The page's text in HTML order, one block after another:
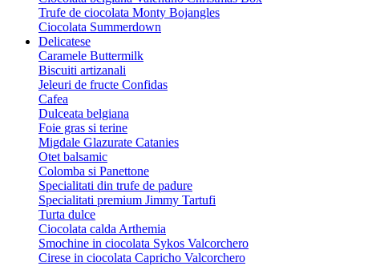
Trufe de ciocolata Monty Bojangles
Ciocolata Summerdown
Delicatese
Caramele Buttermilk
Biscuiti artizanali
Jeleuri de fructe Confidas
Cafea
Dulceata belgiana
Foie gras si terine
Migdale Glazurate Catanies
Otet balsamic
Colomba si Panettone
Specialitati din trufe de padure
Specialitati premium Jimmy Tartufi
Turta dulce
Ciocolata calda Arthemia
Smochine in ciocolata Sykos Valcorchero
Cirese in ciocolata Capricho Valcorchero